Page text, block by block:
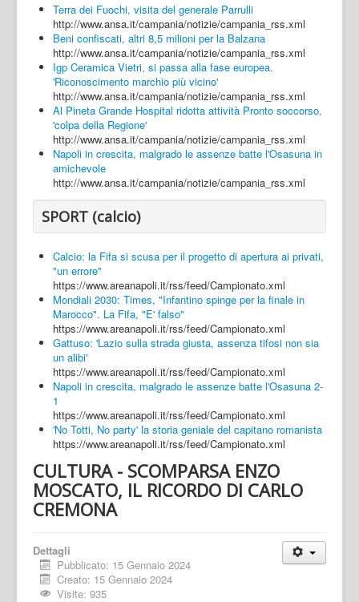
Terra dei Fuochi, visita del generale Parrulli
http://www.ansa.it/campania/notizie/campania_rss.xml
Beni confiscati, altri 8,5 milioni per la Balzana
http://www.ansa.it/campania/notizie/campania_rss.xml
Igp Ceramica Vietri, si passa alla fase europea.
'Riconoscimento marchio più vicino'
http://www.ansa.it/campania/notizie/campania_rss.xml
Al Pineta Grande Hospital ridotta attività Pronto soccorso,
'colpa della Regione'
http://www.ansa.it/campania/notizie/campania_rss.xml
Napoli in crescita, malgrado le assenze batte l'Osasuna in
amichevole
http://www.ansa.it/campania/notizie/campania_rss.xml
SPORT (calcio)
Calcio: la Fifa si scusa per il progetto di apertura ai privati,
"un errore"
https://www.areanapoli.it/rss/feed/Campionato.xml
Mondiali 2030: Times, "Infantino spinge per la finale in
Marocco". La Fifa, "E' falso"
https://www.areanapoli.it/rss/feed/Campionato.xml
Gattuso: 'Lazio sulla strada giusta, assenza tifosi non sia
un alibi'
https://www.areanapoli.it/rss/feed/Campionato.xml
Napoli in crescita, malgrado le assenze batte l'Osasuna 2-
1
https://www.areanapoli.it/rss/feed/Campionato.xml
'No Totti, No party' la storia geniale del capitano romanista
https://www.areanapoli.it/rss/feed/Campionato.xml
CULTURA - SCOMPARSA ENZO
MOSCATO, IL RICORDO DI CARLO
CREMONA
Dettagli
Pubblicato: 15 Gennaio 2024
Creato: 15 Gennaio 2024
Visite: 935